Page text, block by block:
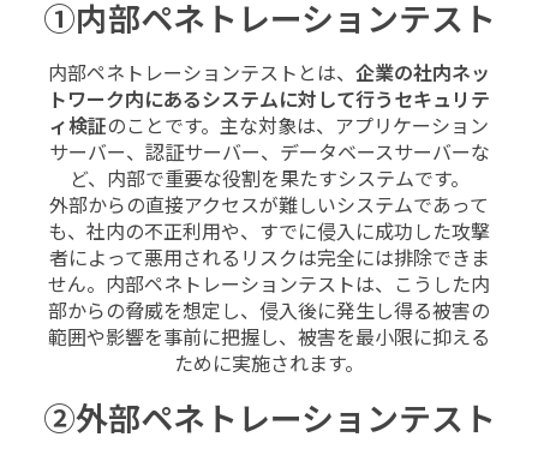
①内部ペネトレーションテスト
内部ペネトレーションテストとは、 企業の社内ネッ
トワーク内にあるシステムに対して行うセキュリテ
ィ検証のことです。主な対象は、アプリケーション
サーバー、認証サーバー、データベースサーバーな
ど、内部で重要な役割を果たすシステムです。
外部からの直接アクセスが難しいシステムであって
も、社内の不正利用や、すでに侵入に成功した攻撃
者によって悪用されるリスクは完全には排除できま
せん。内部ペネトレーションテストは、こうした内
部からの脅威を想定し、侵入後に発生し得る被害の
範囲や影響を事前に把握し、被害を最小限に抑える
ために実施されます。
②外部ペネトレーションテスト